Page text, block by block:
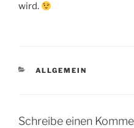
wird.
KATEGORIEN
ALLGEMEIN
Schreibe einen